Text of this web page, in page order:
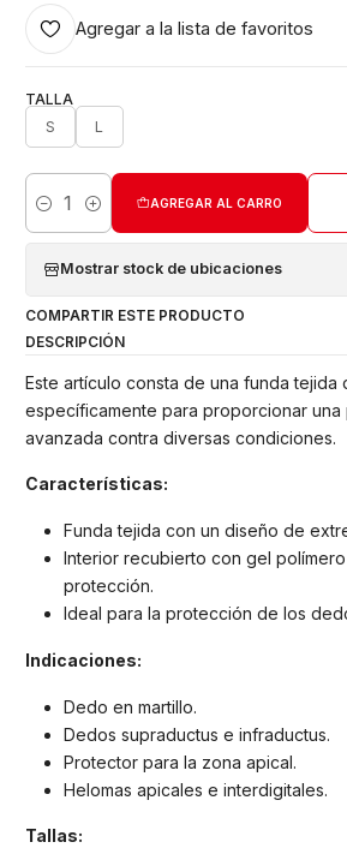
Agregar a la lista de favoritos
TALLA
S
L
Cantidad
AGREGAR AL CARRO
Mostrar stock de ubicaciones
COMPARTIR ESTE PRODUCTO
DESCRIPCIÓN
Este artículo consta de una funda tejida
específicamente para proporcionar una
avanzada contra diversas condiciones.
Características:
Funda tejida con un diseño de
Interior recubierto con gel
protección.
Ideal para la protección de los
Indicaciones:
Dedo en martillo.
Dedos supraductus e infraductus.
Protector para la zona apical.
Helomas apicales e interdigitales.
Tallas: